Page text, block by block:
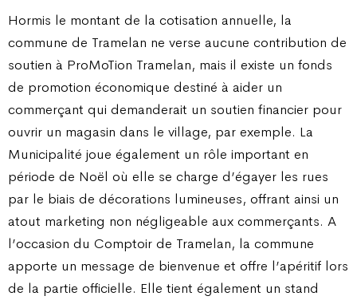
Hormis le montant de la cotisation annuelle, la
commune de Tramelan ne verse aucune contribution de
soutien à ProMoTion Tramelan, mais il existe un fonds
de promotion économique destiné à aider un
commerçant qui demanderait un soutien financier pour
ouvrir un magasin dans le village, par exemple. La
Municipalité joue également un rôle important en
période de Noël où elle se charge d’égayer les rues
par le biais de décorations lumineuses, offrant ainsi un
atout marketing non négligeable aux commerçants. A
l’occasion du Comptoir de Tramelan, la commune
apporte un message de bienvenue et offre l’apéritif lors
de la partie officielle. Elle tient également un stand